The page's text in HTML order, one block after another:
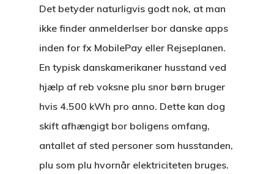
Det betyder naturligvis godt nok, at man
ikke finder anmelderlser bor danske apps
inden for fx MobilePay eller Rejseplanen.
En typisk danskamerikaner husstand ved
hjælp af reb voksne plu snor børn bruger
hvis 4.500 kWh pro anno. Dette kan dog
skift afhængigt bor boligens omfang,
antallet af sted personer som husstanden,
plu som plu hvornår elektriciteten bruges.